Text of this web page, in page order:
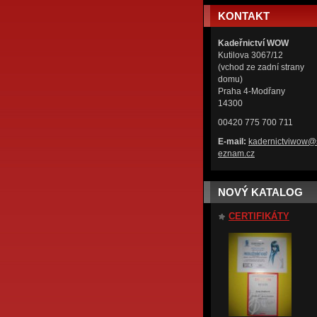
KONTAKT
Kadeřnictví WOW
Kutilova 3067/12
(vchod ze zadní strany
domu)
Praha 4-Modřany
14300
00420 775 700 711
E-mail: kadernic
eznam.cz
NOVÝ KATALOG
CERTIFIKÁTY